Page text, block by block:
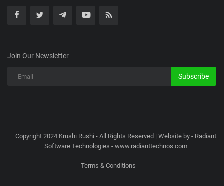
Join Our Newsletter
Subscribe
Copyright 2024 Krushi Rushi - All Rights Reserved | Website by - Radiant
Software Technologies - www.radianttechnos.com
Terms & Conditions